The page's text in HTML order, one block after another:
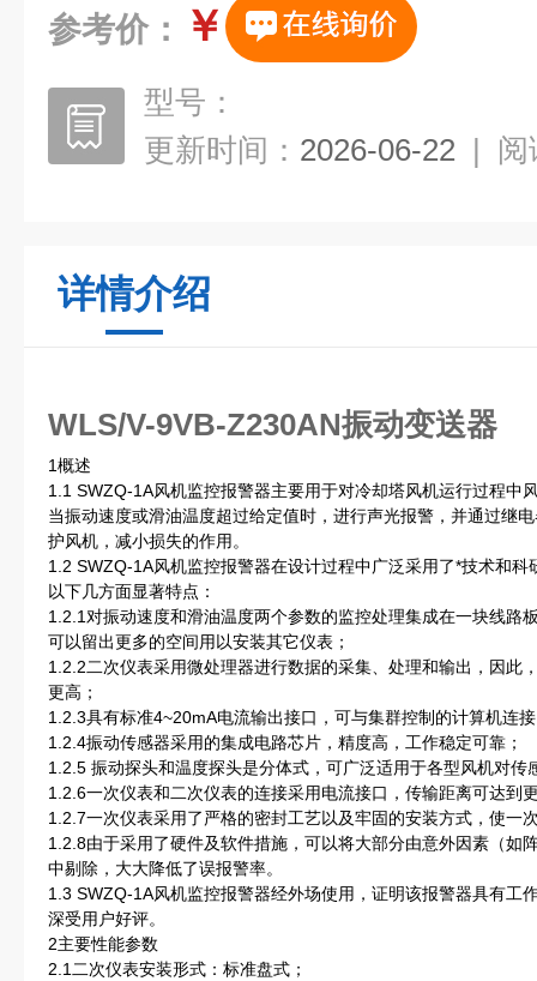
参考价： ￥
型号：
更新时间： 2026-06-22 | 阅
详情介绍
WLS/V-9VB-Z230AN振动变送器
1概述
1.1 SWZQ-1A风机监控报警器主要用于对冷却塔风机运行过程中
当振动速度或滑油温度超过给定值时，进行声光报警，并通过继
护风机，减小损失的作用。
1.2 SWZQ-1A风机监控报警器在设计过程中广泛采用了*技术和
以下几方面显著特点：
1.2.1对振动速度和滑油温度两个参数的监控处理集成在一块线路
可以留出更多的空间用以安装其它仪表；
1.2.2二次仪表采用微处理器进行数据的采集、处理和输出，因此
更高；
1.2.3具有标准4~20mA电流输出接口，可与集群控制的计算机连
1.2.4振动传感器采用的集成电路芯片，精度高，工作稳定可靠；
1.2.5 振动探头和温度探头是分体式，可广泛适用于各型风机对传
1.2.6一次仪表和二次仪表的连接采用电流接口，传输距离可达到
1.2.7一次仪表采用了严格的密封工艺以及牢固的安装方式，使一
1.2.8由于采用了硬件及软件措施，可以将大部分由意外因素（如
中剔除，大大降低了误报警率。
1.3 SWZQ-1A风机监控报警器经外场使用，证明该报警器具有工
深受用户好评。
2主要性能参数
2.1二次仪表安装形式：标准盘式；